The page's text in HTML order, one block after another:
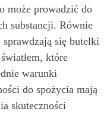
może prowadzić do
substancji. Równie
się butelki
które
warunki
do spożycia mają
skuteczności